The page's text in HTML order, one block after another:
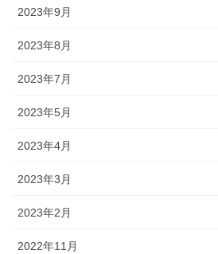
2023年9月
2023年8月
2023年7月
2023年5月
2023年4月
2023年3月
2023年2月
2022年11月